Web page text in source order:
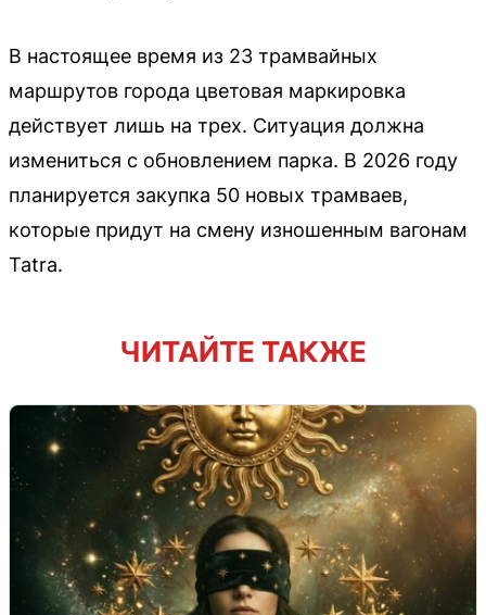
В настоящее время из 23 трамвайных
маршрутов города цветовая маркировка
действует лишь на трех. Ситуация должна
измениться с обновлением парка. В 2026 году
планируется закупка 50 новых трамваев,
которые придут на смену изношенным вагонам
Tatra.
ЧИТАЙТЕ ТАКЖЕ